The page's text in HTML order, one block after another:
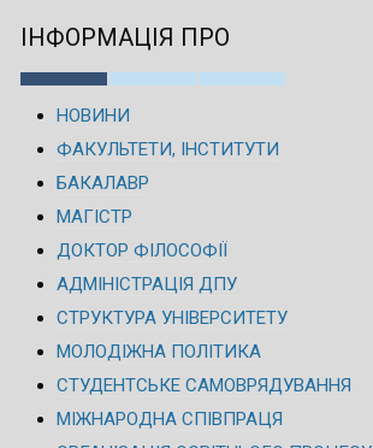
ІНФОРМАЦІЯ ПРО
НОВИНИ
ФАКУЛЬТЕТИ, ІНСТИТУТИ
БАКАЛАВР
МАГІСТР
ДОКТОР ФІЛОСОФІЇ
АДМІНІСТРАЦІЯ ДПУ
СТРУКТУРА УНІВЕРСИТЕТУ
МОЛОДІЖНА ПОЛІТИКА
СТУДЕНТСЬКЕ САМОВРЯДУВАННЯ
МІЖНАРОДНА СПІВПРАЦЯ